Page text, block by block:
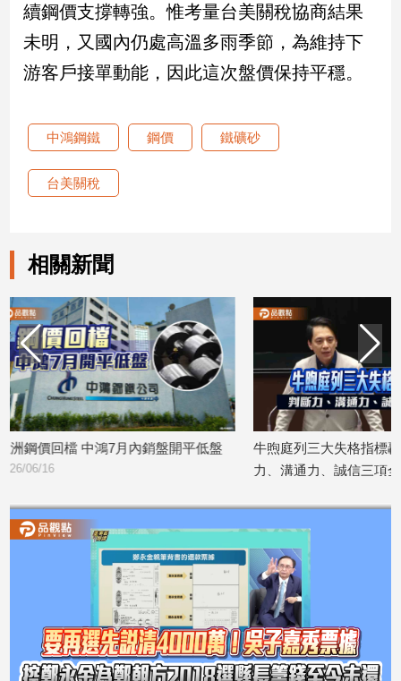
娛
樂
星
聞
流
行/
追
生
活
建
築/
室
內
計
旅
座/
命
理
續鋼價支撐轉強。惟考量台美關稅協商結果
未明，又國內仍處高溫多雨季節，為維持下
游客戶接單動能，因此這次盤價保持平穩。
中鴻鋼鐵 鋼價 鐵礦砂
台美關稅
相關新聞
平低盤
牛煦庭列三大失格指標轟賴清德：判斷
力、溝通力、誠信三項全數不及格
中鴻調漲6
展